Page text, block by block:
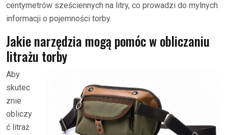
centymetrów sześciennych na litry, co prowadzi do mylnych
informacji o pojemności torby.
Jakie narzędzia mogą pomóc w obliczaniu
litrażu torby
Aby
skutec
znie
obliczy
ć litraż